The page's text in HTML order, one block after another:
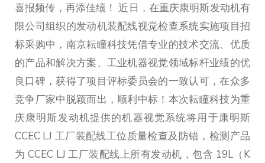
喜报频传，再添佳绩！ 近日，在重庆康明斯发动机有
限公司组织的发动机装配线视觉检查系统实施项目招
标采购中，南京耘瞳科技凭借专业的技术交流、优质
的产品和解决方案、工业机器视觉领域标杆业绩的优
良口碑，获得了项目评标委员会的一致认可，在众多
竞争厂家中脱颖而出，顺利中标！本次耘瞳科技为重
庆康明斯发动机提供的机器视觉系统将用于康明斯
CCEC LJ 工厂装配线工位质量检查及防错，检测产品
为 CCEC LJ 工厂装配线上所有发动机，包含 19L（K